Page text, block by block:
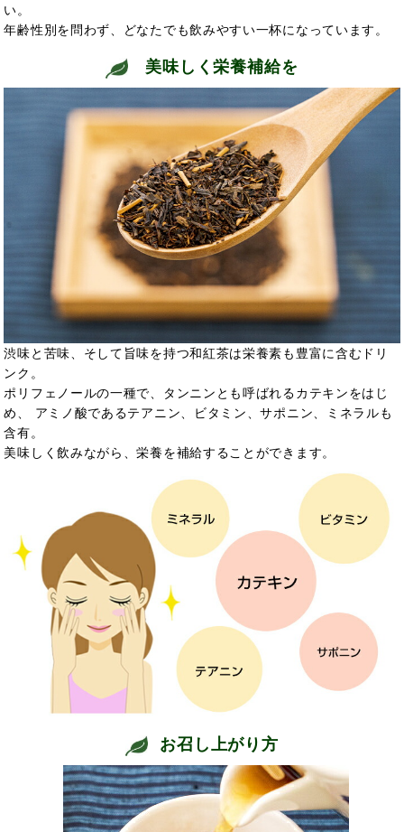
い。
年齢性別を問わず、どなたでも飲みやすい一杯になっています。
美味しく栄養補給を
渋味と苦味、そして旨味を持つ和紅茶は栄養素も豊富に含むドリ
ンク。
ポリフェノールの一種で、タンニンとも呼ばれるカテキンをはじ
め、 アミノ酸であるテアニン、ビタミン、サポニン、ミネラルも
含有。
美味しく飲みながら、栄養を補給することができます。
お召し上がり方